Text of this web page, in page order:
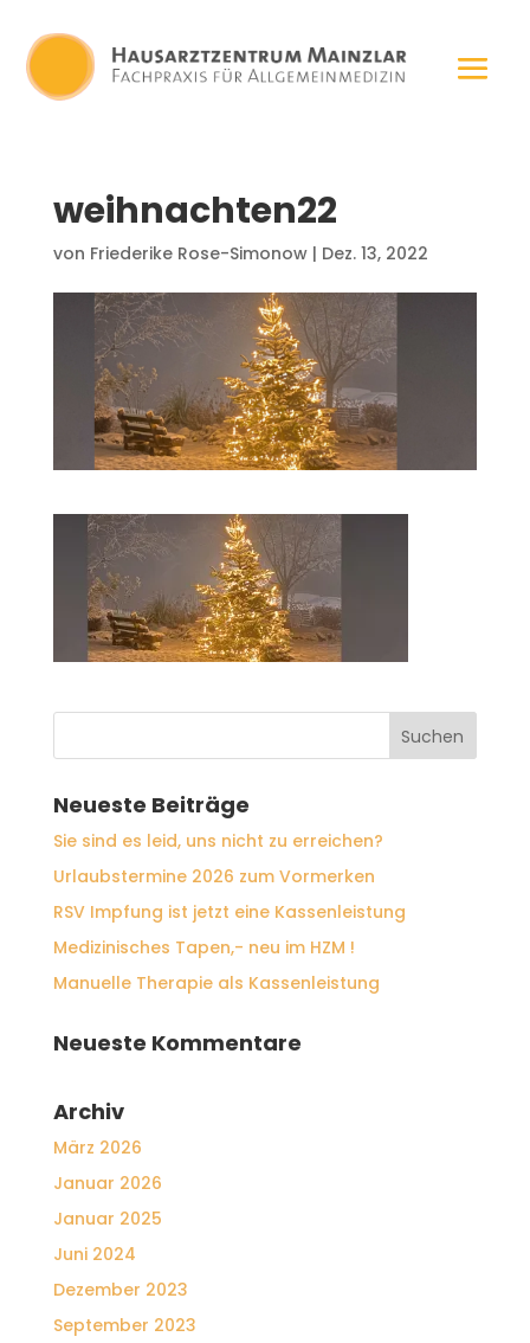
weihnachten22
von Friederike Rose-Simonow| Dez. 13, 2022
Neueste Beiträge
Sie sind es leid, uns nicht zu erreichen?
Urlaubstermine 2026 zum Vormerken
RSV Impfung ist jetzt eine Kassenleistung
Medizinisches Tapen,- neu im HZM !
Manuelle Therapie als Kassenleistung
Neueste Kommentare
Archiv
März 2026
Januar 2026
Januar 2025
Juni 2024
Dezember 2023
September 2023